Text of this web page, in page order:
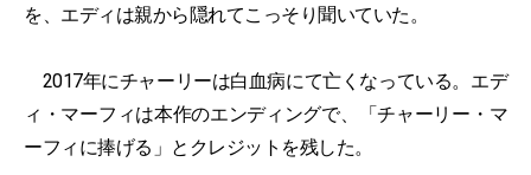
を、エディは親から隠れてこっそり聞いていた。
2017年にチャーリーは白血病にて亡くなっている。エデ
ィ・マーフィは本作のエンディングで、「チャーリー・マ
ーフィに捧げる」とクレジットを残した。